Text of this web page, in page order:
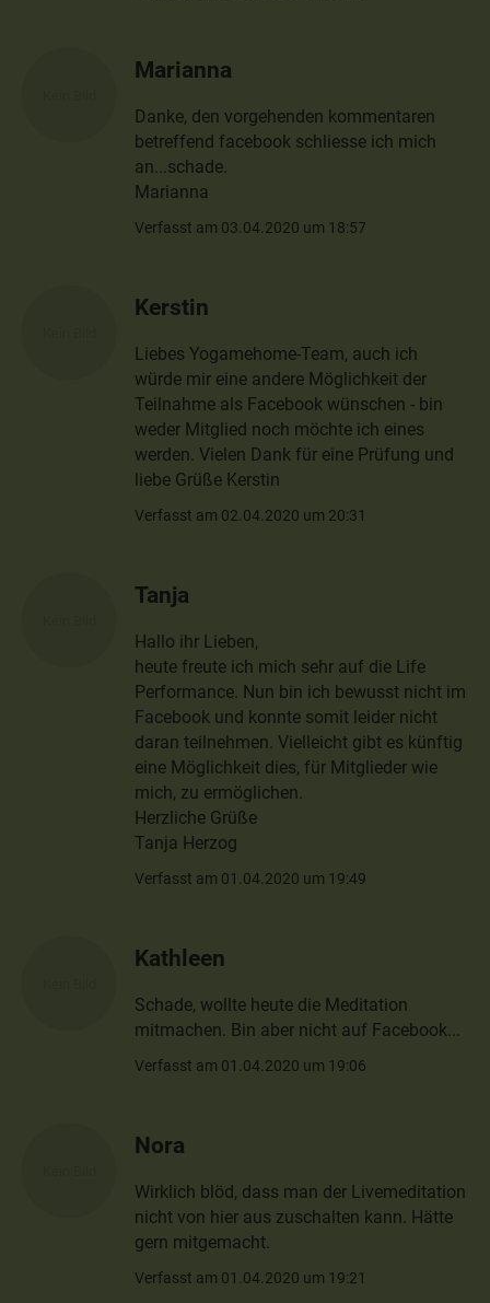
Marianna
Danke, den vorgehenden kommentaren
betreffend facebook schliesse ich mich
an...schade.
Marianna
Verfasst am 03.04.2020 um 18:57
Kerstin
Liebes Yogamehome-Team, auch ich
würde mir eine andere Möglichkeit der
Teilnahme als Facebook wünschen - bin
weder Mitglied noch möchte ich eines
werden. Vielen Dank für eine Prüfung und
liebe Grüße Kerstin
Verfasst am 02.04.2020 um 20:31
Tanja
Hallo ihr Lieben,
heute freute ich mich sehr auf die Life
Performance. Nun bin ich bewusst nicht im
Facebook und konnte somit leider nicht
daran teilnehmen. Vielleicht gibt es künftig
eine Möglichkeit dies, für Mitglieder wie
mich, zu ermöglichen.
Herzliche Grüße
Tanja Herzog
Verfasst am 01.04.2020 um 19:49
Kathleen
Schade, wollte heute die Meditation
mitmachen. Bin aber nicht auf Facebook...
Verfasst am 01.04.2020 um 19:06
Nora
Wirklich blöd, dass man der Livemeditation
nicht von hier aus zuschalten kann. Hätte
gern mitgemacht.
Verfasst am 01.04.2020 um 19:21